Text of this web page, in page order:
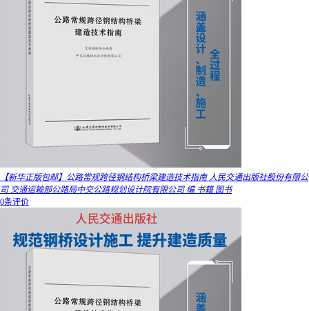
【新华正版包邮】公路常规跨径钢结构桥梁建造技术指南 人民交通出版社股份有限公
司 交通运输部公路局中交公路规划设计院有限公司 编 书籍 图书
0条评价